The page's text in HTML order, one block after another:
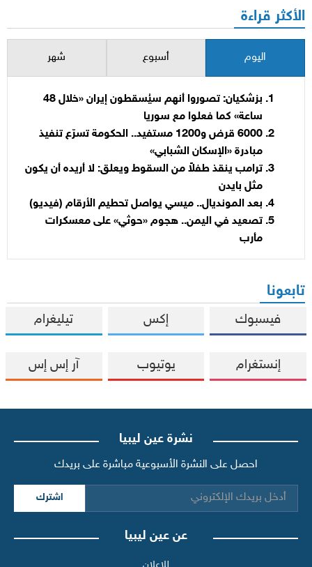
الأكثر قراءة
اليوم أسبوع شهر
بزشكيان: تصوروا أنهم سيُسقطون إيران «خلال 48
ساعة» كما فعلوا مع سوريا
6000 قرض و1200 مستفيد.. الحكومة تسرّع تنفيذ
مبادرة «الإسكان الشبابي»
ترامب ينقذ طفلاً من السقوط ويعلق: لا أريده أن يكون
مثل بايدن
بعد المونديال.. ميسي يواصل تحطيم الأرقام (فيديو)
تصعيد في اليمن.. هجوم «حوثي» على معسكرات
مأرب
تابعونا
فيسبوك إكس تيليغرام
إنستغرام يوتيوب آر إس إس
نشرة عين ليبيا
احصل على النشرة الأسبوعية مباشرة على بريدك
اشترك
عن عين ليبيا